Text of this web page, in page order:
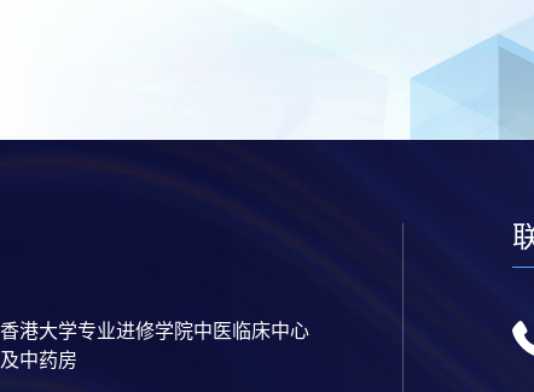
香港大学专业进修学院中医临床中心
及中药房